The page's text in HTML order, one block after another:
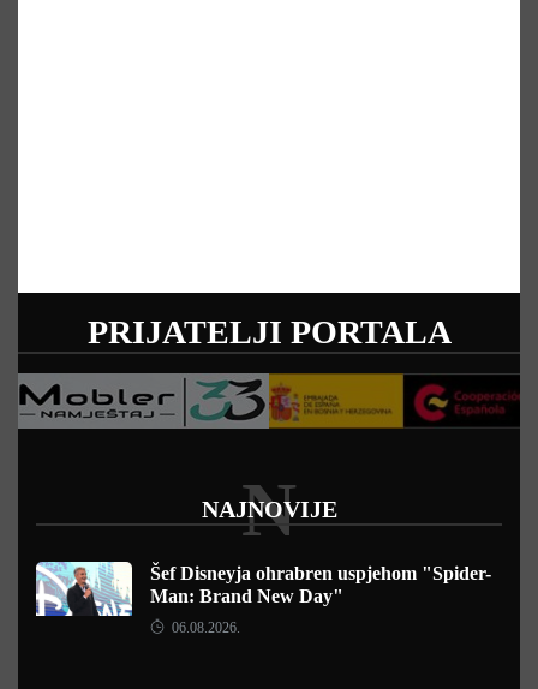
PRIJATELJI PORTALA
NAJNOVIJE
N
Šef Disneyja ohrabren uspjehom "Spider-
Man: Brand New Day"
06.08.2026.